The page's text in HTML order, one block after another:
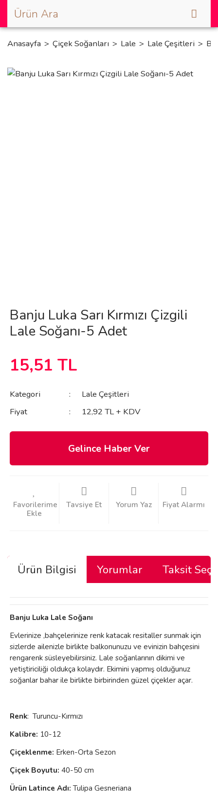
Anasayfa Çiçek Soğanları Lale Lale Çeşitleri
Banju Luka Sarı Kırmızı Çizgili
Lale Soğanı-5 Adet
15,51 TL
Kategori
Lale Çeşitleri
Fiyat
12,92 TL + KDV
Gelince Haber Ver
Tavsiye Et Yorum Yaz Fiyat Alarmı
Ürün Bilgisi Yorumlar Taksit
Banju Luka Lale Soğanı
Evlerinize ,bahçelerinize renk katacak resitaller sunmak için
sizlerde ailenizle birlikte balkonunuzu ve evinizin bahçesini
rengarenk süsleyebilirsiniz. Lale soğanlarının dikimi ve
yetiştiriciliği oldukça kolaydır. Ekimini yapmış olduğunuz
soğanlar bahar ile birlikte birbirinden güzel çiçekler açar.
Renk: Turuncu-Kırmızı
Kalibre: 10-12
Çiçeklenme: Erken-Orta Sezon
Çiçek Boyutu: 40-50 cm
Ürün Latince Adı:Tulipa Gesneriana